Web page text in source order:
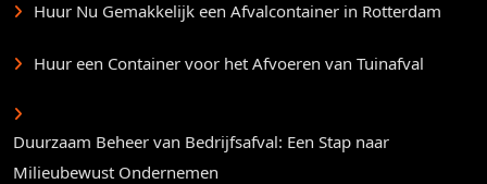
Huur Nu Gemakkelijk een Afvalcontainer in Rotterdam
Huur een Container voor het Afvoeren van Tuinafval
Duurzaam Beheer van Bedrijfsafval: Een Stap naar
Milieubewust Ondernemen